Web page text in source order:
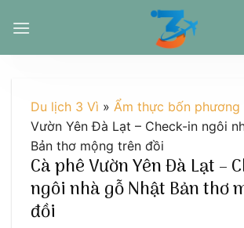
đến
Du lịch 3 Vì » Ẩm thực bốn phương
Vườn Yên Đà Lạt – Check-in ngôi
Bản thơ mộng trên đồi
Cà phê Vườn Yên Đà Lạt –
ngôi nhà gỗ Nhật Bản thơ
đồi